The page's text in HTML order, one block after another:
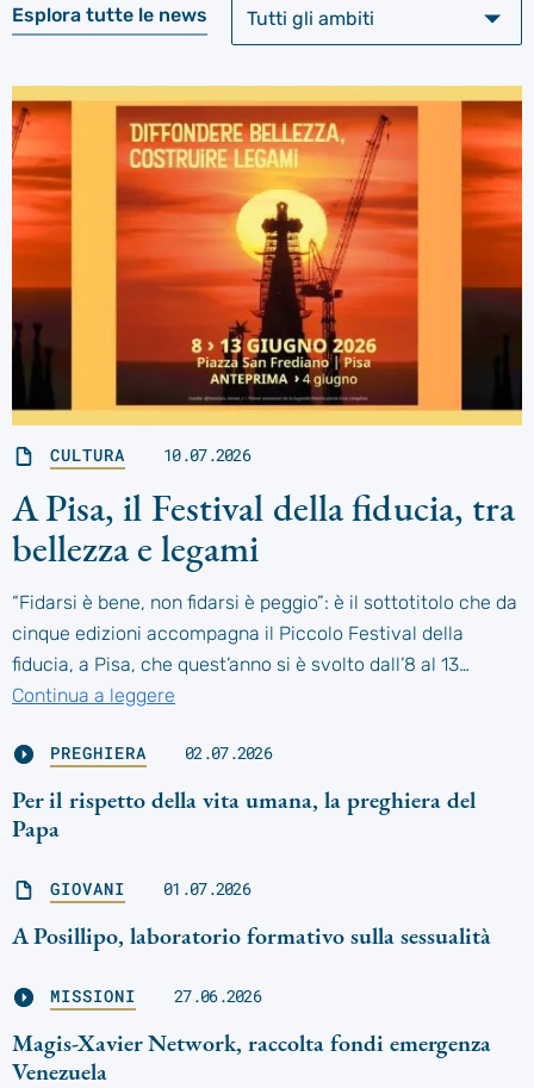
Esplora tutte le news
CULTURA 10.07.2026
A Pisa, il Festival della fiducia, tra
bellezza e legami
“Fidarsi è bene, non fidarsi è peggio”: è il sottotitolo che da
cinque edizioni accompagna il Piccolo Festival della
fiducia, a Pisa, che quest’anno si è svolto dall’8 al 13…
Continua a leggere
PREGHIERA 02.07.2026
Per il rispetto della vita umana, la preghiera del
Papa
GIOVANI 01.07.2026
A Posillipo, laboratorio formativo sulla sessualità
MISSIONI 27.06.2026
Magis-Xavier Network, raccolta fondi emergenza
Venezuela